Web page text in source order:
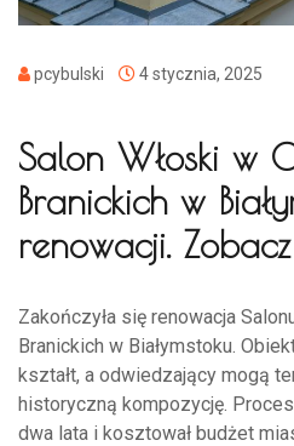
pcybulski 4 stycznia, 2025
Salon Włoski w
Branickich w
renowacji.
Zakończyła się renowacja
Branickich w Białymstoku.
kształt, a odwiedzający mogą
historyczną kompozycję.
dwa lata i kosztował budżet